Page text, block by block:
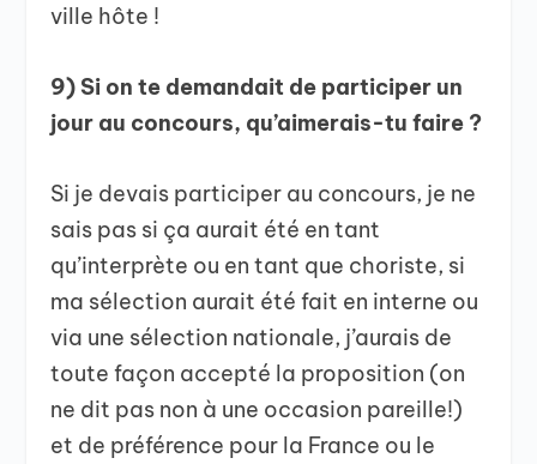
ville hôte !
9) Si on te demandait de participer un
jour au concours, qu’aimerais-tu faire ?
Si je devais participer au concours, je ne
sais pas si ça aurait été en tant
qu’interprète ou en tant que choriste, si
ma sélection aurait été fait en interne ou
via une sélection nationale, j’aurais de
toute façon accepté la proposition (on
ne dit pas non à une occasion pareille!)
et de préférence pour la France ou le